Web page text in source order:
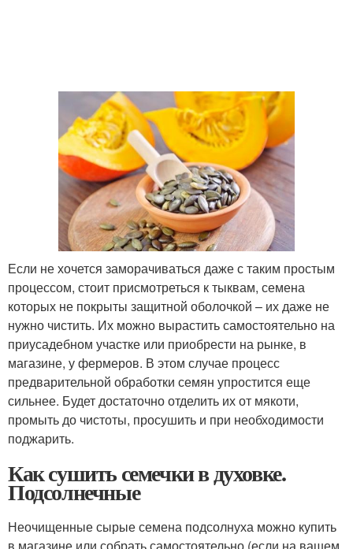
Если не хочется заморачиваться даже с таким простым
процессом, стоит присмотреться к тыквам, семена
которых не покрыты защитной оболочкой – их даже не
нужно чистить. Их можно вырастить самостоятельно на
приусадебном участке или приобрести на рынке, в
магазине, у фермеров. В этом случае процесс
предварительной обработки семян упростится еще
сильнее. Будет достаточно отделить их от мякоти,
промыть до чистоты, просушить и при необходимости
поджарить.
Как сушить семечки в духовке.
Подсолнечные
Неочищенные сырые семена подсолнуха можно купить